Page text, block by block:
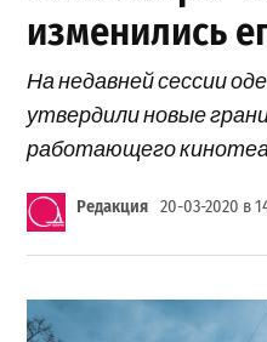
изменились
На недавней сессии
утвердили новые
работающего
Редакция 20-03-2020 в